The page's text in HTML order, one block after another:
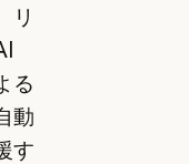
リ
る
動
す